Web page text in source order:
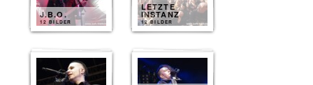
J.B.O.
12 BILDER
LETZTE
INSTANZ
12 BILDER